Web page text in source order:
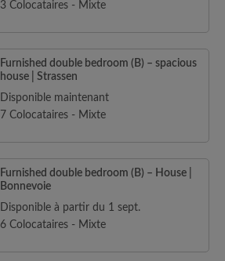
3 Colocataires - Mixte
Furnished double bedroom (B) – spacious
house | Strassen
Disponible maintenant
7 Colocataires - Mixte
Furnished double bedroom (B) – House |
Bonnevoie
Disponible à partir du 1 sept.
6 Colocataires - Mixte